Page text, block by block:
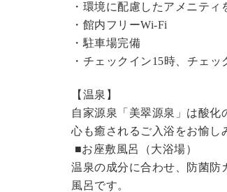
・環境に配慮したアメニティ
・館内フリーWi-Fi
・駐車場完備
・チェックイン15時、チェッ
【温泉】
自家源泉「美翠源泉」は酸化
心も癒されるご入浴をお愉し
■お座敷風呂（大浴場）
温泉の成分に合わせ、防菌防
風呂です。